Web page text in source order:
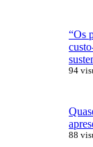
“Os
94
88